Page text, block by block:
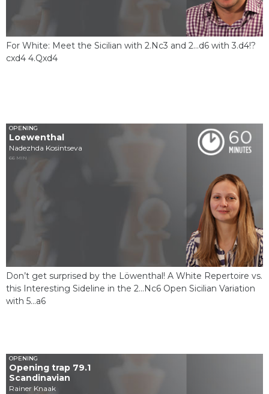
For White: Meet the Sicilian with 2.Nc3 and 2...d6 with 3.d4!?
cxd4 4.Qxd4
OPENING
Loewenthal
Nadezhda Kosintseva
66 MIN
Don’t get surprised by the Löwenthal! A White Repertoire vs.
this Interesting Sideline in the 2...Nc6 Open Sicilian Variation
with 5...a6
OPENING
Opening trap 79.1
Scandinavian
Rainer Knaak